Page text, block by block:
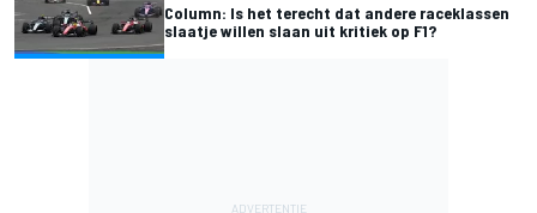
Column: Is het terecht dat andere raceklassen
slaatje willen slaan uit kritiek op F1?